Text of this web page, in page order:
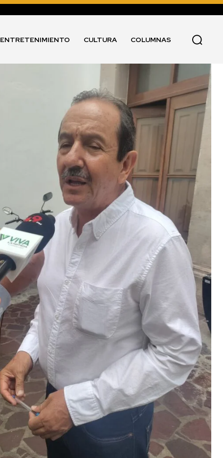
ENTRETENIMIENTO CULTURA COLUMNAS